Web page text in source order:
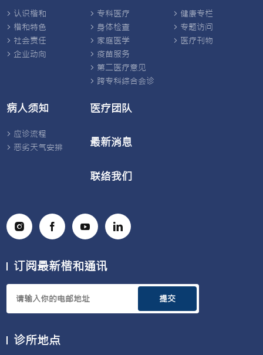
认识楷和
楷和特色
社会责任
企业动向
专科医疗
身体检查
家庭医学
疫苗服务
第二医疗意见
跨专科综合会诊
健康专栏
专题访问
医疗刊物
病人须知
应诊流程
恶劣天气安排
医疗团队
最新消息
联络我们
订阅最新楷和通讯
提交
诊所地点